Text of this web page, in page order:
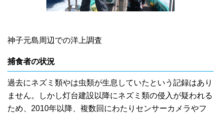
神子元島周辺での洋上調査
捕食者の状況
過去にネズミ類やは虫類が生息していたという記録はあり
ません。しかし灯台建設以降にネズミ類の侵入が疑われる
ため、2010年以降、複数回にわたりセンサーカメラやフ